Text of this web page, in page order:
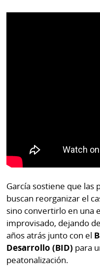
García sostiene que las
buscan reorganizar el
sino convertirlo en una
improvisado, dejando
años atrás junto con el
Desarrollo (BID) para
peatonalización.